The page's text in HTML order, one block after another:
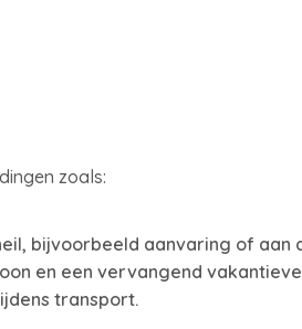
zoals:
bijvoorbeeld aanvaring of aan
en een vervangend
transport.